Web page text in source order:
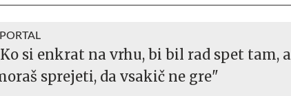
si enkrat na vrhu, bi bil rad spet tam, a
sprejeti, da vsakič ne gre"